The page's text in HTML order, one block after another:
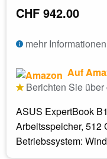
CHF 942.00
mehr Informationen
Auf
Berichten Sie über
ASUS ExpertBook
Arbeitsspeicher, 512
Betriebssystem: